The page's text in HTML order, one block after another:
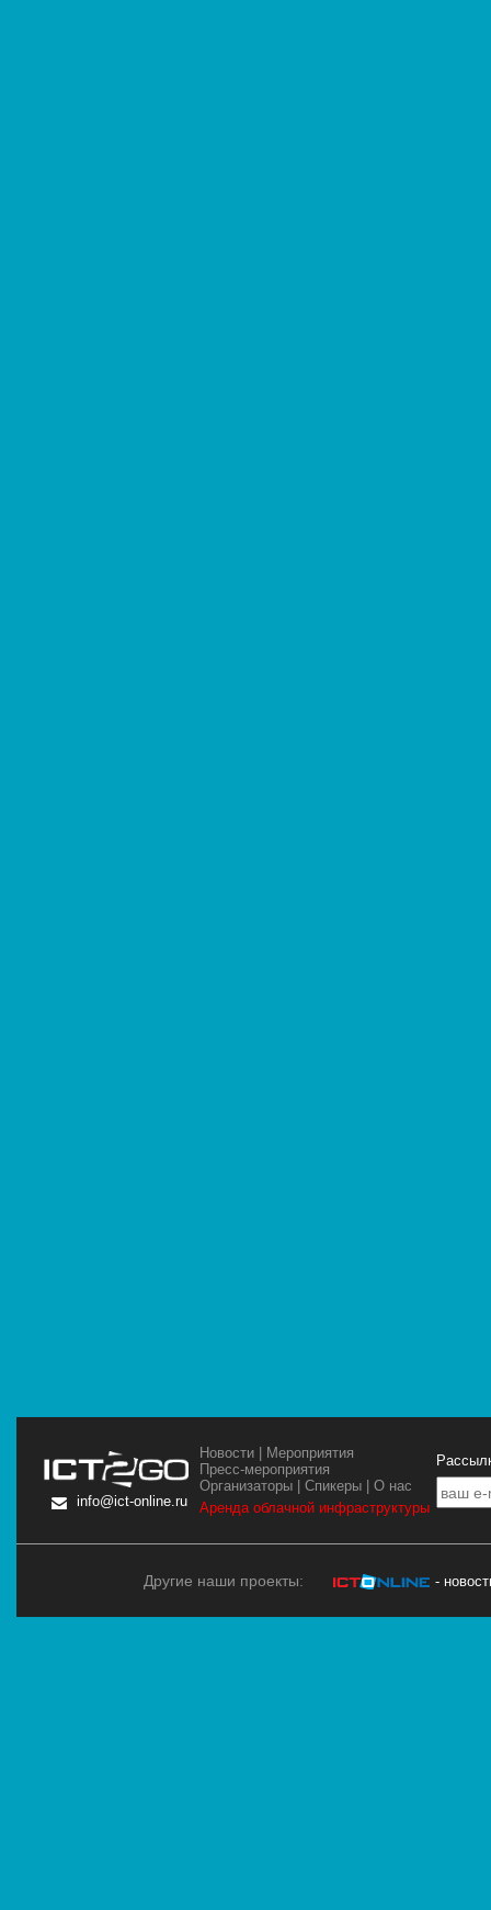
info@ict-online.ru
Новости
Мероприятия
Пресс-мероприятия
Организаторы |Спикеры |О нас
Аренда облачной инфраструктуры
Другие наши проекты: -